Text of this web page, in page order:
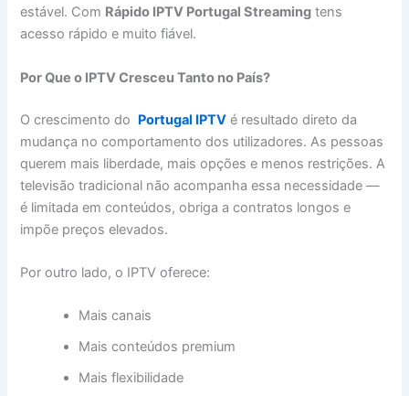
estável. Com Rápido IPTV Portugal Streaming tens
acesso rápido e muito fiável.
Por Que o IPTV Cresceu Tanto no País?
O crescimento do Portugal IPTV é resultado direto da
mudança no comportamento dos utilizadores. As pessoas
querem mais liberdade, mais opções e menos restrições. A
televisão tradicional não acompanha essa necessidade —
é limitada em conteúdos, obriga a contratos longos e
impõe preços elevados.
Por outro lado, o IPTV oferece:
Mais canais
Mais conteúdos premium
Mais flexibilidade